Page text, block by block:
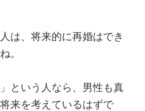
は、将来的に再婚はでき
。
という人なら、男性も真
来を考えているはずで